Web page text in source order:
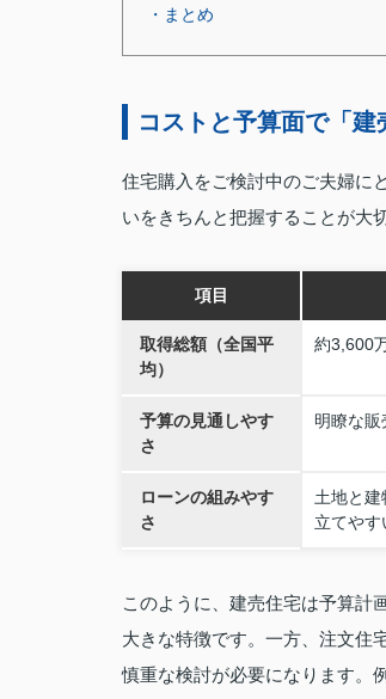
・まとめ
コストと予算面で「
住宅購入をご検討中のご夫婦に
いをきちんと把握することが大
項目
取得総額（全国平
均）
約3,600
予算の見通しやす
さ
明瞭な
ローンの組みやす
さ
土地と
立てやす
このように、建売住宅は予算計
大きな特徴です。一方、注文住
慎重な検討が必要になります。